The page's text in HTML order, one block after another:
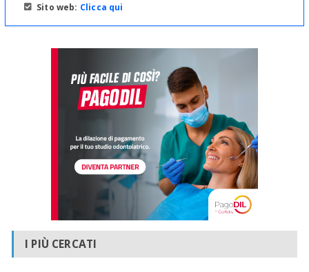
Sito web: Clicca qui
I PIÙ CERCATI